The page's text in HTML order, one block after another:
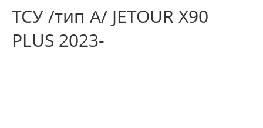
ТСУ /тип А/ JETOUR X90
PLUS 2023-